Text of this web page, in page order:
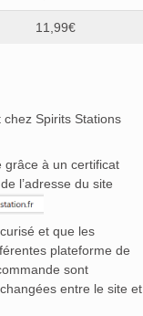
11,99€
Spirits Stations
grâce à un certificat
l’adresse du site
et que les
plateforme de
sont
entre le site et